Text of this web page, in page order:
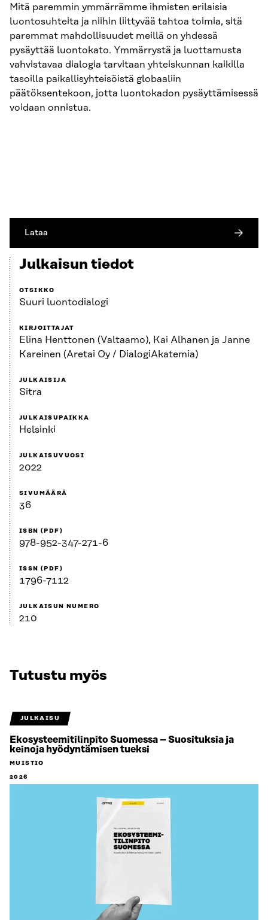
Mitä paremmin ymmärrämme ihmisten erilaisia
luontosuhteita ja niihin liittyvää tahtoa toimia, sitä
paremmat mahdollisuudet meillä on yhdessä
pysäyttää luontokato. Ymmärrystä ja luottamusta
vahvistavaa dialogia tarvitaan yhteiskunnan kaikilla
tasoilla paikallisyhteisöistä globaaliin
päätöksentekoon, jotta luontokadon pysäyttämisessä
voidaan onnistua.
Lataa
Julkaisun tiedot
OTSIKKO
Suuri luontodialogi
KIRJOITTAJAT
Elina Henttonen (Valtaamo), Kai Alhanen ja Janne
Kareinen (Aretai Oy / DialogiAkatemia)
JULKAISIJA
Sitra
JULKAISUPAIKKA
Helsinki
JULKAISUVUOSI
2022
SIVUMÄÄRÄ
36
ISBN (PDF)
978-952-347-271-6
ISSN (PDF)
1796-7112
JULKAISUN NUMERO
210
Tutustu myös
JULKAISU
Ekosysteemitilinpito Suomessa – Suosituksia ja
keinoja hyödyntämisen tueksi
MUISTIO
2026